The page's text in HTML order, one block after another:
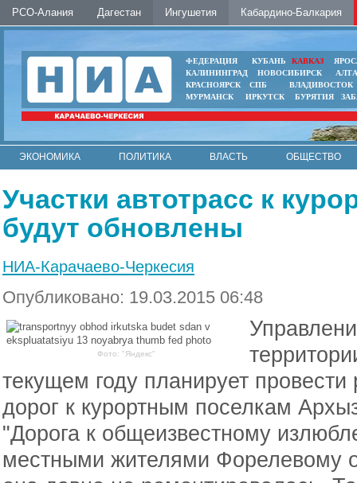
РСО-Алания Дагестан Ингушетия Кабардино-Балкария
ФЕДЕРАЦИЯ КУБАНЬ КАВКАЗ
КАЛИНИНГРАД
НОВОСИБИРСК
КРАСНОЯРСК
СПБ
ВЛАДИВОСТОК
МУРМАНСК
ИРКУТСК БУРЯТИЯ
ЭКОНОМИКА ПОЛИТИКА ВЛАСТЬ
ОБЩЕСТВО
Участки автотрасс к
будут обновлены
НИА-Карачаево-Черкесия
Опубликовано: 19.03.2015 06:48
Фото: "Яндекс"
текущем году планирует провести
дорог к курортным поселкам
"Дорога к общеизвестному
местными жителями Форелевому